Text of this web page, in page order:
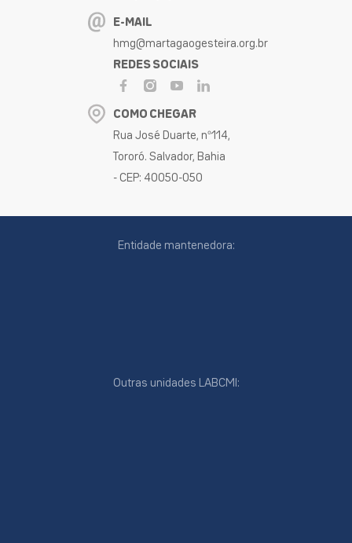
E-MAIL
hmg@martagaogesteira.org.br
REDES SOCIAIS
COMO CHEGAR
Rua José Duarte, nº114,
Tororó. Salvador, Bahia
- CEP: 40050-050
Entidade mantenedora:
Outras unidades LABCMI: